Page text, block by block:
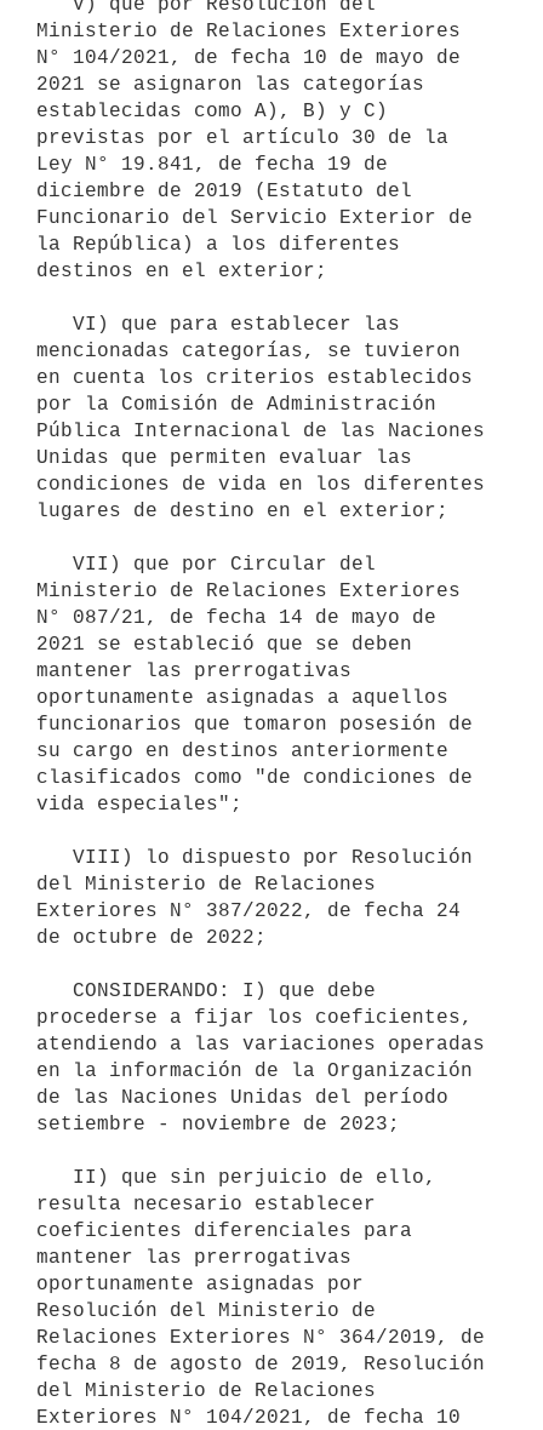
Ministerio de Relaciones Exteriores
N° 104/2021, de fecha 10 de mayo de
2021 se asignaron las categorías
establecidas como A), B) y C)
previstas por el artículo 30 de la
Ley N° 19.841, de fecha 19 de
diciembre de 2019 (Estatuto del
Funcionario del Servicio Exterior de
la República) a los diferentes
destinos en el exterior;
mencionadas categorías, se tuvieron
en cuenta los criterios establecidos
por la Comisión de Administración
Pública Internacional de las Naciones
Unidas que permiten evaluar las
condiciones de vida en los diferentes
lugares de destino en el exterior;
Ministerio de Relaciones Exteriores
N° 087/21, de fecha 14 de mayo de
2021 se estableció que se deben
mantener las prerrogativas
oportunamente asignadas a aquellos
funcionarios que tomaron posesión de
su cargo en destinos anteriormente
clasificados como "de condiciones de
vida especiales";
del Ministerio de Relaciones
Exteriores N° 387/2022, de fecha 24
de octubre de 2022;
procederse a fijar los coeficientes,
atendiendo a las variaciones operadas
en la información de la Organización
de las Naciones Unidas del período
setiembre - noviembre de 2023;
resulta necesario establecer
coeficientes diferenciales para
mantener las prerrogativas
oportunamente asignadas por
Resolución del Ministerio de
Relaciones Exteriores N° 364/2019, de
fecha 8 de agosto de 2019, Resolución
del Ministerio de Relaciones
Exteriores N° 104/2021, de fecha 10